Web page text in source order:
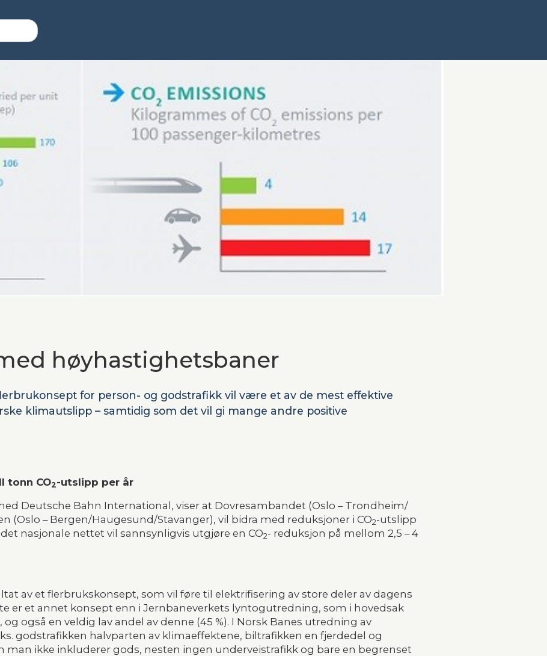
høyhastighetsbaner
for person- og godstrafikk vil være et av de mest effektive
klimautslipp – samtidig som det vil gi mange andre positive
tonn CO2-utslipp per år
Deutsche Bahn International, viser at Dovresambandet (Oslo – Trondheim/
(Oslo – Bergen/Haugesund/Stavanger), vil bidra med reduksjoner i CO2-utslipp
nasjonale nettet vil sannsynligvis utgjøre en CO2- reduksjon på mellom 2,5 – 4
av et flerbrukskonsept, som vil føre til elektrifisering av store deler av dagens
er et annet konsept enn i Jernbaneverkets lyntogutredning, som i hovedsak
også en veldig lav andel av denne (45 %). I Norsk Banes utredning av
godstrafikken halvparten av klimaeffektene, biltrafikken en fjerdedel og
man ikke inkluderer gods, nesten ingen underveistrafikk og bare en begrenset